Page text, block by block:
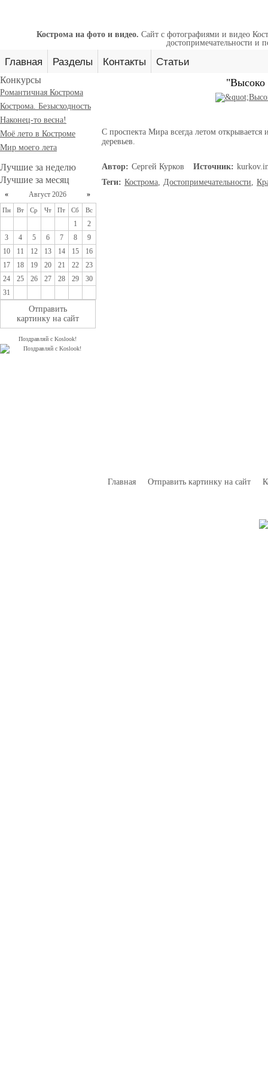
Кострома на фото и видео. Сайт с фотографиями и видео
достопримечательности и
Главная Разделы Контакты Статьи
Конкурсы
Романтичная Кострома
Кострома. Безысходность
Наконец-то весна!
Моё лето в Костроме
Мир моего лета
Лучшие за неделю
Лучшие за месяц
« Август 2026 »
Пн Вт Ср Чт Пт Сб Вс
1
2
3
4 5 6 7 8
9
10
11 12 13 14 15
16
17
18 19 20 21 22
23
24
25 26 27 28 29
30
31
Отправить
картинку на сайт
Поздравляй с Koslook!
"Высоко
С проспекта Мира всегда летом
деревьев.
Автор: Сергей Курков Источник:
Теги: Кострома, Достопримечательности,
Главная Отправить картинку на сайт